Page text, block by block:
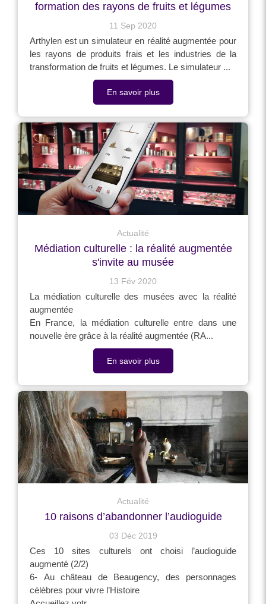
formation des rayons de fruits et légumes
11 Sep 2020
Arthylen est un simulateur en réalité augmentée pour
les rayons de produits frais et les industries de la
transformation de fruits et légumes. Le simulateur ...
En savoir plus
Actualité
Médiation culturelle : la réalité augmentée
s'invite au musée
13 Fév 2020
La médiation culturelle des musées avec la réalité
augmentée
En France, la médiation culturelle entre dans une
nouvelle ère grâce à la réalité augmentée (RA...
En savoir plus
Actualité
10 raisons d’abandonner l’audioguide
03 Déc 2019
Ces 10 sites culturels ont choisi l’audioguide
augmenté (2/2)
6- Au château de Beaugency, des personnages
célèbres pour vivre l’Histoire